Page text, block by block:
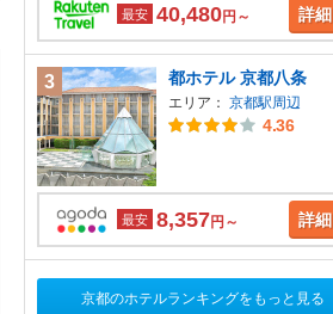
最安 40,480円～ 詳細
3 都ホテル 京都八条
エリア： 京都駅周辺
4.36
最安 8,357円～ 詳細
京都のホテルランキングをもっと見る